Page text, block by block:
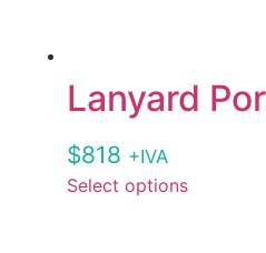
Lanyard
$818 +IVA
Select options